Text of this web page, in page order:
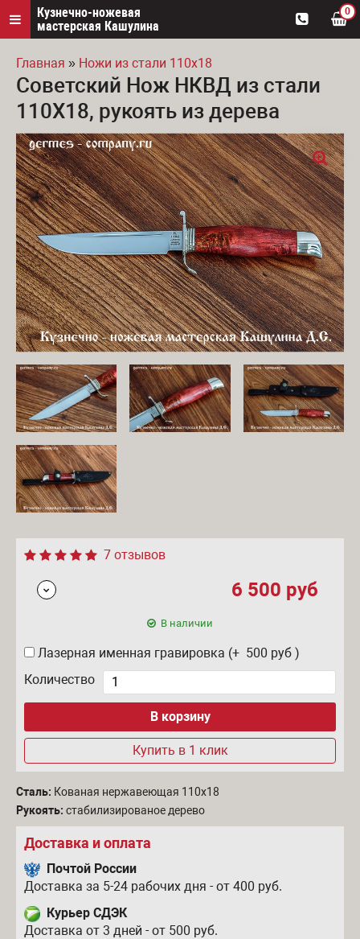
Кузнечно-ножевая
мастерская Кашулина
0
Вы здесь
Главная » Ножи из стали 110х18
Советский Нож НКВД из стали
110Х18, рукоять из дерева
7 отзывов
6 500 руб
В наличии
Лазерная именная гравировка (+ 500 руб )
Количество
Купить в 1 клик
Сталь: Кованая нержавеющая 110х18
Рукоять: стабилизированое дерево
Доставка и оплата
Почтой России
Доставка за 5-24 рабочих дня - от 400 руб.
Курьер СДЭК
Доставка от 3 дней - от 500 руб.